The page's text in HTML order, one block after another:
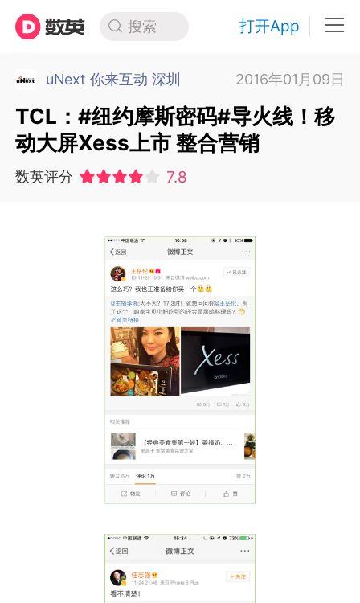
搜索 打开App
uNext 你来互动 深圳 2016年01月09日
TCL：#纽约摩斯密码#导火线！移
动大屏Xess上市 整合营销
数英评分 7.8